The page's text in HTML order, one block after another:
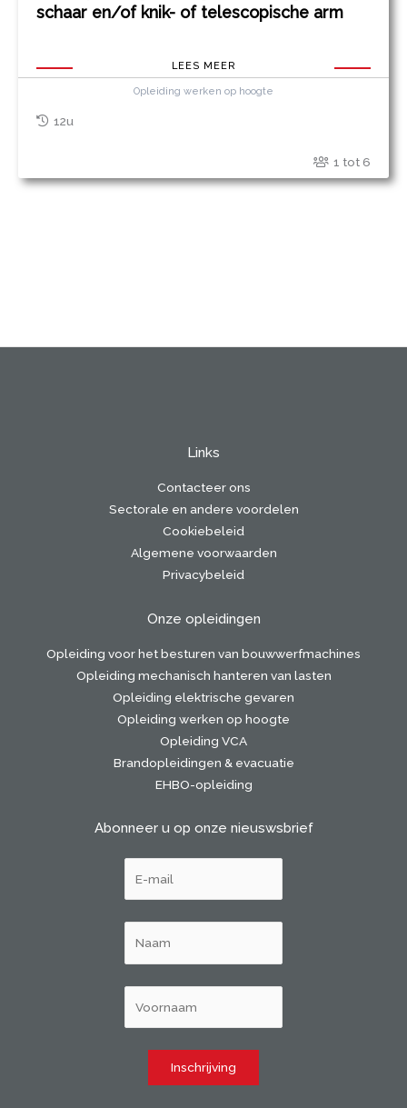
schaar en/of knik- of telescopische arm
LEES MEER
Opleiding werken op hoogte
12u
1 tot 6
Links
Contacteer ons
Sectorale en andere voordelen
Cookiebeleid
Algemene voorwaarden
Privacybeleid
Onze opleidingen
Opleiding voor het besturen van bouwwerfmachines
Opleiding mechanisch hanteren van lasten
Opleiding elektrische gevaren
Opleiding werken op hoogte
Opleiding VCA
Brandopleidingen & evacuatie
EHBO-opleiding
Abonneer u op onze nieuswsbrief